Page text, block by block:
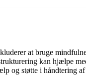
at bruge
kan hjælpe
og støtte i håndtering af